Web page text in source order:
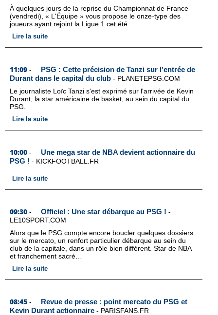
À quelques jours de la reprise du Championnat de France
(vendredi), « L'Équipe » vous propose le onze-type des
joueurs ayant rejoint la Ligue 1 cet été.
Lire la suite
11:09 -
PSG : Cette précision de Tanzi sur l'entrée de
Durant dans le capital du club - PLANETEPSG.COM
Le journaliste Loïc Tanzi s'est exprimé sur l'arrivée de Kevin
Durant, la star américaine de basket, au sein du capital du
PSG.
Lire la suite
10:00 -
Une mega star de NBA devient actionnaire du
PSG ! - KICKFOOTBALL.FR
Lire la suite
09:30 - Officiel : Une star débarque au PSG ! -
LE10SPORT.COM
Alors que le PSG compte encore boucler quelques dossiers
sur le mercato, un renfort particulier débarque au sein du
club de la capitale, dans un rôle bien différent. Star de NBA
et franchement sacré…
Lire la suite
08:45 -
Revue de presse : point mercato du PSG et
Kevin Durant actionnaire - PARISFANS.FR